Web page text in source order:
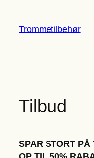
indhold
Trommetilbehør
Tilbud
SPAR STORT PÅ
OP TIL 50%